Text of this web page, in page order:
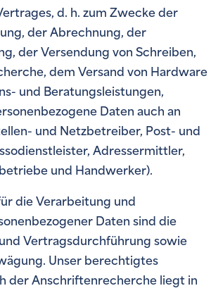
d. h. zum Zwecke der
der Abrechnung, der
der Versendung von Schreiben,
dem Versand von Hardware
und Beratungsleistungen,
Daten auch an
und Netzbetreiber, Post- und
Adressermittler,
und Handwerker).
die Verarbeitung und
Daten sind die
Vertragsdurchführung sowie
Unser berechtigtes
der Anschriftenrecherche liegt in